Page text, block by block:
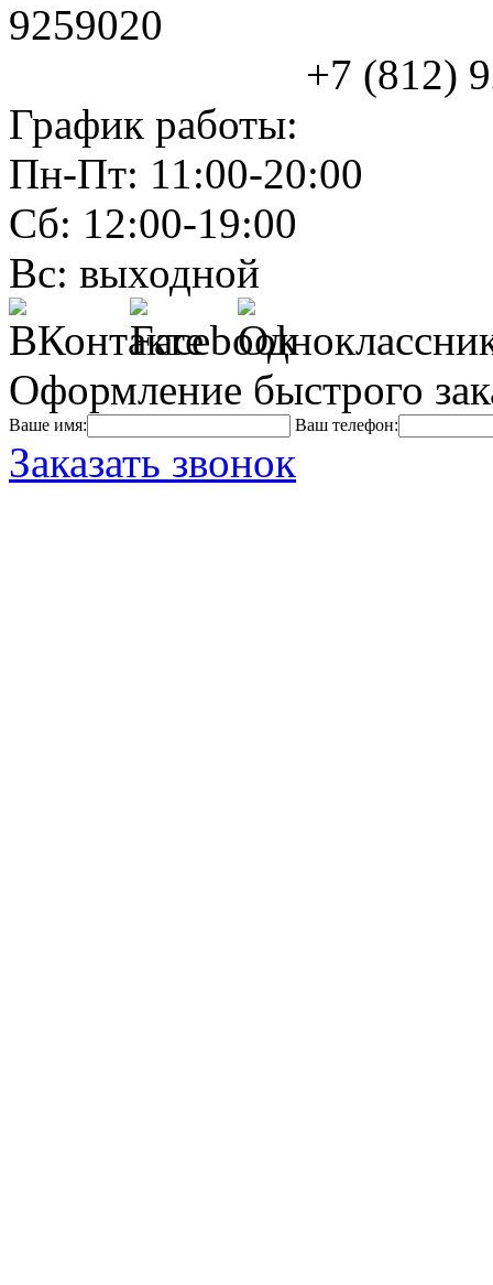
9259020
+7 (812)
График работы:
Пн-Пт: 11:00-20:00
Сб: 12:00-19:00
Вс: выходной
Оформление быстрого
Ваше имя: Ваш телефон:
Заказать звонок